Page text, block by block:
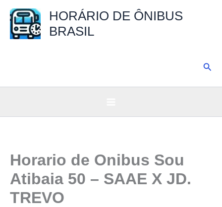
para
HORÁRIO DE ÔNIBUS
BRASIL
Horario de Onibus Sou
Atibaia 50 – SAAE X JD.
TREVO